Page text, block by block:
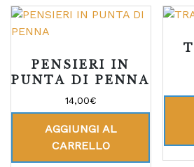
PENSIERI IN
PUNTA DI PENNA
14,00€
AGGIUNGI AL
CARRELLO